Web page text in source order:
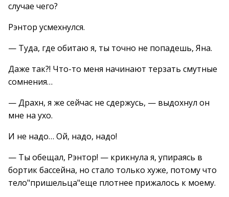
случае чего?
Рэнтор усмехнулся.
— Туда, где обитаю я, ты точно не попадешь, Яна.
Даже так?! Что-то меня начинают терзать смутные
сомнения…
— Драхн, я же сейчас не сдержусь, — выдохнул он
мне на ухо.
И не надо… Ой, надо, надо!
— Ты обещал, Рэнтор! — крикнула я, упираясь в
бортик бассейна, но стало только хуже, потому что
тело"пришельца"еще плотнее прижалось к моему.